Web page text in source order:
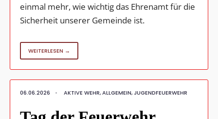
einmal mehr, wie wichtig das Ehrenamt für die
Sicherheit unserer Gemeinde ist.
WEITERLESEN →
06.06.2026 • AKTIVE WEHR,ALLGEMEIN,JUGENDFEUERWEHR